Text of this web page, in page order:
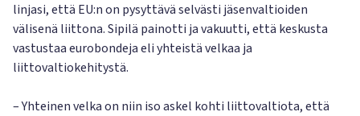
linjasi, että EU:n on pysyttävä selvästi jäsenvaltioiden
välisenä liittona. Sipilä painotti ja vakuutti, että keskusta
vastustaa eurobondeja eli yhteistä velkaa ja
liittovaltiokehitystä.
– Yhteinen velka on niin iso askel kohti liittovaltiota, että